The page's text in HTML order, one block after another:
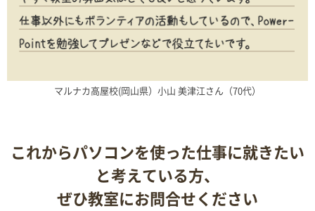
マルナカ高屋校(岡山県）小山 美津江さん（70代）
これからパソコンを使った仕事に就きたい
と考えている方、
ぜひ教室にお問合せください